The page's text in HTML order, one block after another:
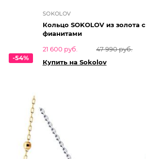
-54%
SOKOLOV
Кольцо SOKOLOV из золота с
фианитами
21 600 руб.
47 990 руб.
Купить на Sokolov